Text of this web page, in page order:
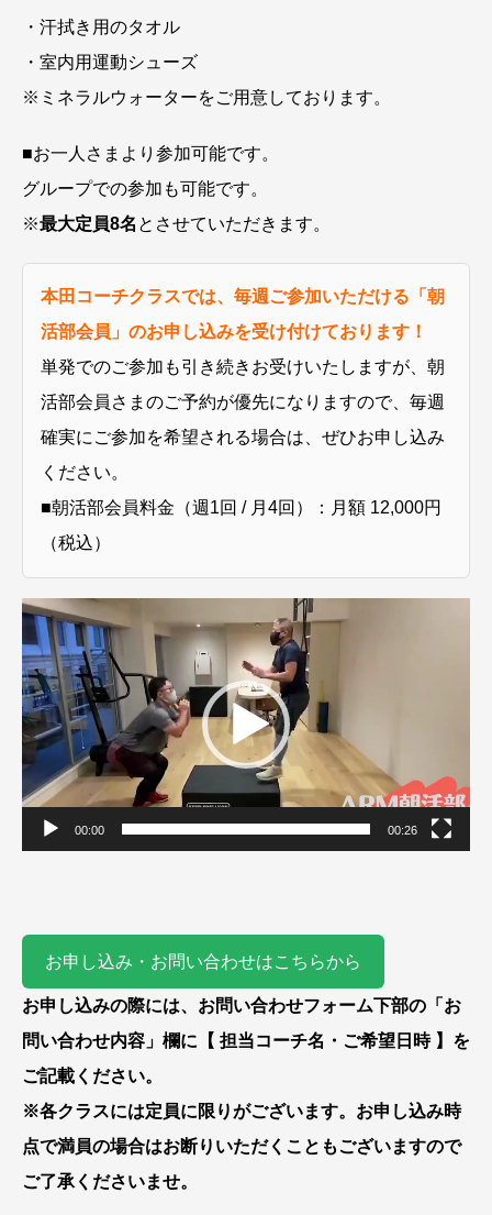
・汗拭き用のタオル
・室内用運動シューズ
※ミネラルウォーターをご用意しております。
■お一人さまより参加可能です。
グループでの参加も可能です。
※最大定員8名 とさせていただきます。
本田コーチクラスでは、毎週ご参加いただける「朝
活部会員」のお申し込みを受け付けております！
単発でのご参加も引き続きお受けいたしますが、朝
活部会員さまのご予約が優先になりますので、毎週
確実にご参加を希望される場合は、ぜひお申し込み
ください。
■朝活部会員料金（週1回 / 月4回）：月額 12,000円
（税込）
動
画
プ
レ
ー
ヤ
ー
00:00 00:26
お申し込み・お問い合わせはこちらから
お申し込みの際には、お問い合わせフォーム下部の「お
問い合わせ内容」欄に【 担当コーチ名・ご希望日時 】を
ご記載ください。
※各クラスには定員に限りがございます。お申し込み時
点で満員の場合はお断りいただくこともございますので
ご了承くださいませ。